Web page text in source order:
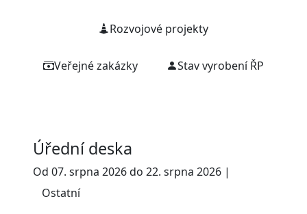
Rozvojové projekty
Veřejné zakázky Stav vyrobení ŘP
Úřední deska
Od 07. srpna 2026 do 22. srpna 2026 |
Ostatní